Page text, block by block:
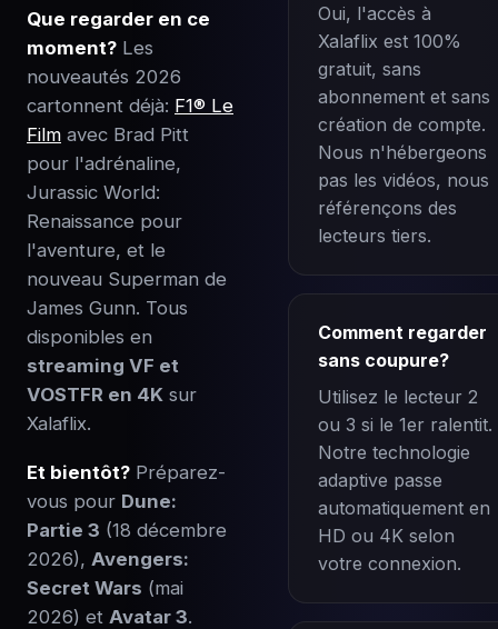
Que regarder en ce
moment? Les
nouveautés 2026
cartonnent déjà: F1® Le
Film avec Brad Pitt
pour l'adrénaline,
Jurassic World:
Renaissance pour
l'aventure, et le
nouveau Superman de
James Gunn. Tous
disponibles en
streaming VF et
VOSTFR en 4K sur
Xalaflix.
Et bientôt? Préparez-
vous pour Dune:
Partie 3 (18 décembre
2026), Avengers:
Secret Wars (mai
2026) et Avatar 3.
Oui, l'accès à
Xalaflix est 100%
gratuit, sans
abonnement et sans
création de compte.
Nous n'hébergeons
pas les vidéos, nous
référençons des
lecteurs tiers.
Comment regarder
sans coupure?
Utilisez le lecteur 2
ou 3 si le 1er ralentit.
Notre technologie
adaptive passe
automatiquement en
HD ou 4K selon
votre connexion.